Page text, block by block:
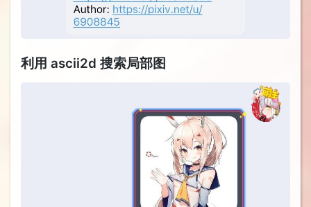
利用 ascii2d 搜索局部图